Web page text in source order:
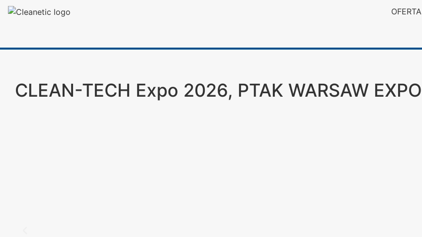
OFERTA
CLEAN-TECH Expo 2026, PTAK WARSAW EXPO